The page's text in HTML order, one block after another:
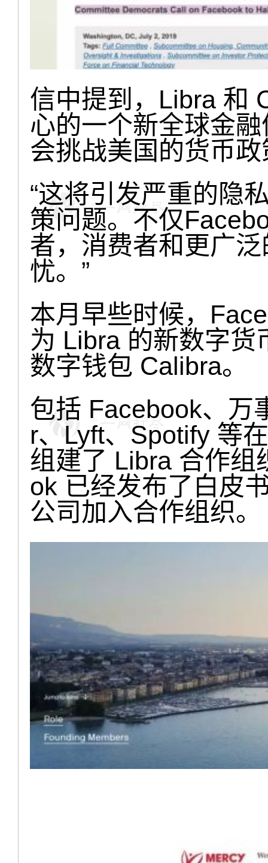
信中提到，Libra 和
心的一个新全球金
会挑战美国的货币
“这将引发严重的隐
策问题。不仅
者，消费者和更广
忧。”
本月早些时候，
为 Libra 的新数字货
数字钱包 Calibra。
包括 Facebook、万
r、Lyft、Spotify 等
组建了 Libra 合作组
ok 已经发布了白皮
公司加入合作组织。